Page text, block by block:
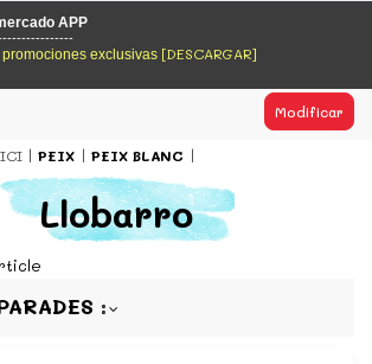
te lleva a casa los mejores productos de
de Barcelona y de productores
te lleva a casa los mejores productos de
de Barcelona y de productores
APP
promociones exclusivas [DESCARGAR]
Modificar
PEIX PEIX BLANC
Llobarro